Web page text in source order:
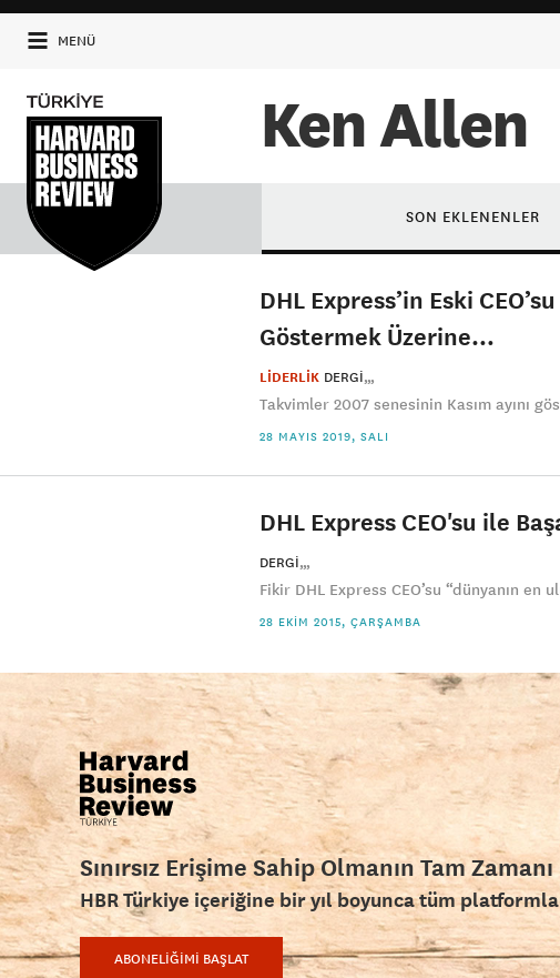
MENÜ
Ken Allen
SON EKLENENLER
DHL Express’in Eski
Göstermek Üzerine…
LİDERLİK DERGI
Takvimler 2007 senesinin Kasım ayını
28 MAYIS 2019, SALI
DHL Express CEO'su ile
DERGI
Fikir DHL Express CEO’su “dünyanın
28 EKIM 2015, ÇARŞAMBA
Sınırsız Erişime Sahip Olmanın Tam Zamanı
HBR Türkiye içeriğine bir yıl boyunca tüm
ABONELİĞİMİ BAŞLAT